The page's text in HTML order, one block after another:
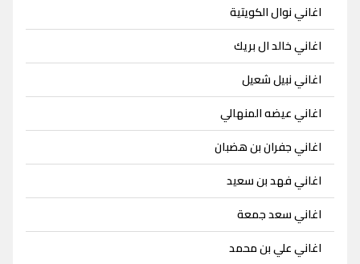
اغاني نوال الكويتية
اغاني خالد ال بريك
اغاني نبيل شعيل
اغاني عيضه المنهالي
اغاني جفران بن هضبان
اغاني فهد بن سعيد
اغاني سعد جمعة
اغاني علي بن محمد